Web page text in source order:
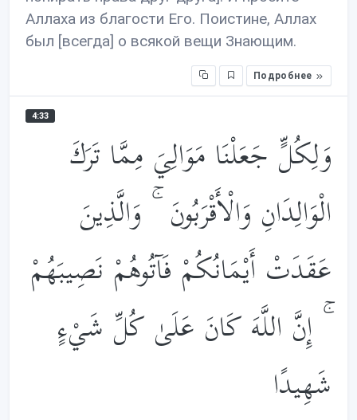
Аллаха из благости Его. Поистине, Аллах
был [всегда] о всякой вещи Знающим.
Подробнее
4:33
وَلِكُلٍّ جَعَلْنَا مَوَالِيَ مِمَّا تَرَكَ
الْوَالِدَانِ وَالْأَقْرَبُونَ ۚ وَالَّذِينَ
عَقَدَتْ أَيْمَانُكُمْ فَآتُوهُمْ نَصِيبَهُمْ
ۚ إِنَّ اللَّهَ كَانَ عَلَىٰ كُلِّ شَيْءٍ
شَهِيدًا